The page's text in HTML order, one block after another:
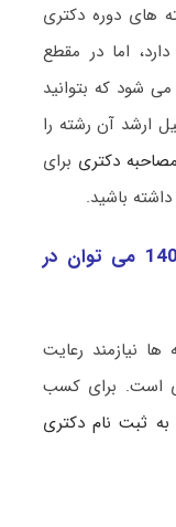
های دوره دکتری
اما در مقطع
شود که بتوانید
ارشد آن رشته را
مصاحبه دکتری برای
باشید.
آیا برای شرکت در آزمون دکتری 1406 می توان در
نیازمند رعایت
است. برای کسب
ثبت نام دکتری